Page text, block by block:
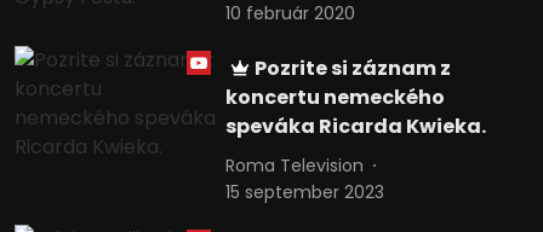
10 február 2020
Pozrite si záznam z
koncertu nemeckého
speváka Ricarda Kwieka.
Roma Television
15 september 2023